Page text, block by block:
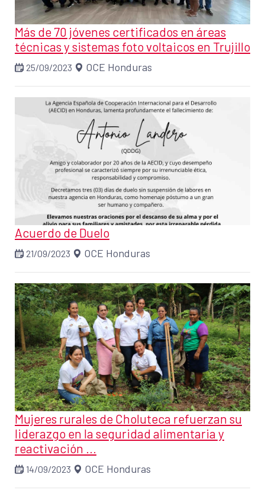
Más de 70 jóvenes certificados en áreas
técnicas y sistemas foto voltaicos en Trujillo
25/09/2023 OCE Honduras
Acuerdo de Duelo
21/09/2023 OCE Honduras
Mujeres rurales de Choluteca refuerzan su
liderazgo en la seguridad alimentaria y
reactivación ...
14/09/2023 OCE Honduras